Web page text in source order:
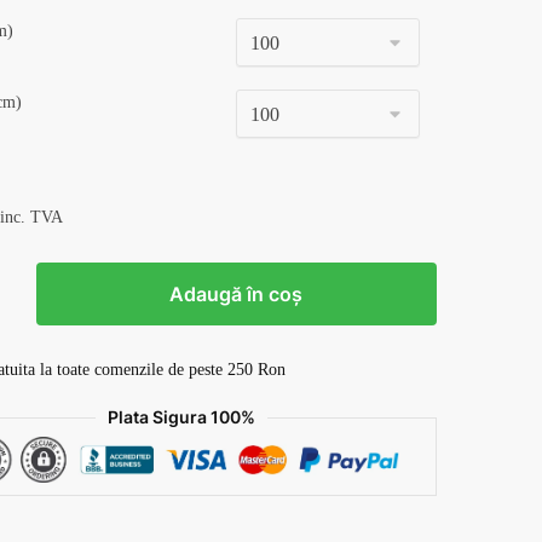
TVA
Adaugă în coș
la toate comenzile de peste 250 Ron
Plata Sigura 100%